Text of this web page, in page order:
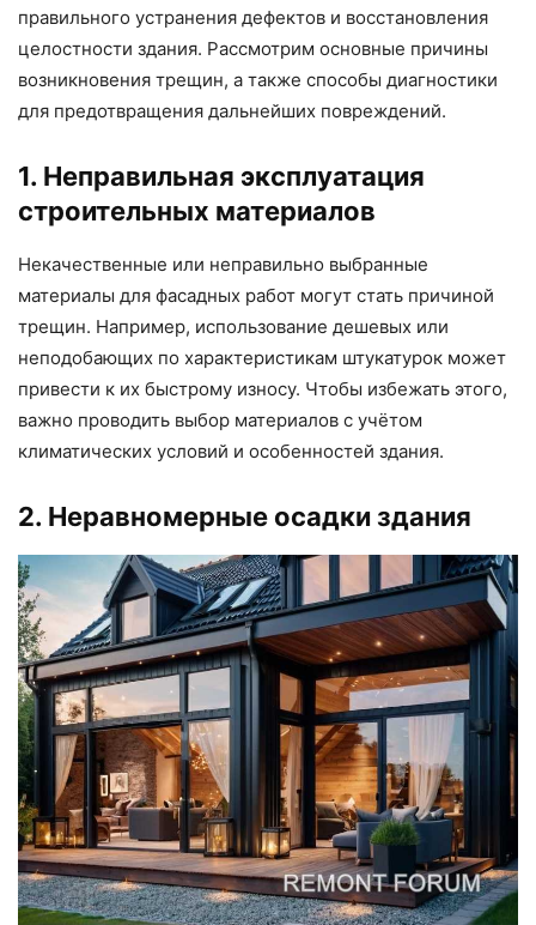
правильного устранения дефектов и восстановления
целостности здания. Рассмотрим основные причины
возникновения трещин, а также способы диагностики
для предотвращения дальнейших повреждений.
1. Неправильная эксплуатация
строительных материалов
Некачественные или неправильно выбранные
материалы для фасадных работ могут стать причиной
трещин. Например, использование дешевых или
неподобающих по характеристикам штукатурок может
привести к их быстрому износу. Чтобы избежать этого,
важно проводить выбор материалов с учётом
климатических условий и особенностей здания.
2. Неравномерные осадки здания